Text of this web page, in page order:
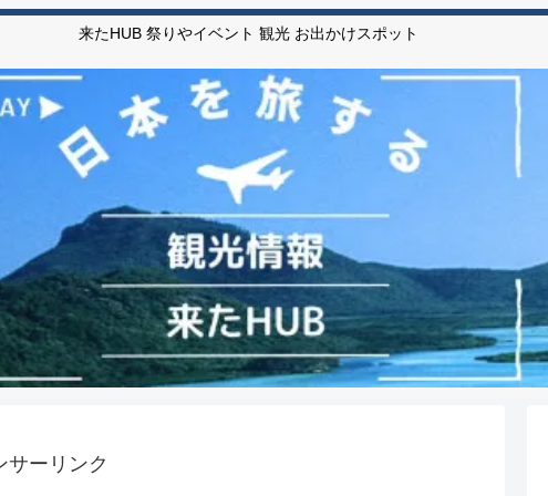
来たHUB 祭りやイベント 観光 お出かけスポット
サーリンク